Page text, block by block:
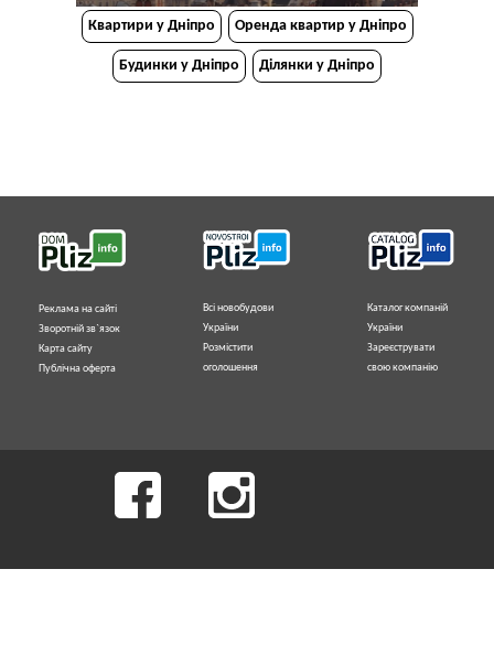
Квартири у Дніпрo Оренда квартир у Дніпро
Будинки у Дніпро Ділянки у Дніпро
Реклама на сайті
Зворотній зв`язок
Карта сайту
Публічна оферта
Всі новобудови
України
Розмістити
оголошення
Каталог компаній
України
Зареєструвати
свою компанію